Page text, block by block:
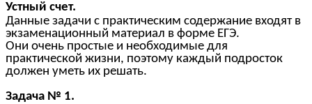
Устный счет.
Данные задачи с практическим содержание входят в
экзаменационный материал в форме ЕГЭ.
Они очень простые и необходимые для
практической жизни, поэтому каждый подросток
должен уметь их решать.
Задача № 1.